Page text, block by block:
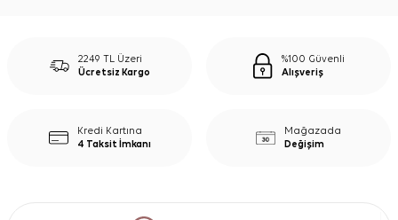
2249 TL Üzeri
Ücretsiz Kargo
%100 Güvenli
Alışveriş
Kredi Kartına
4 Taksit İmkanı
Mağazada
Değişim